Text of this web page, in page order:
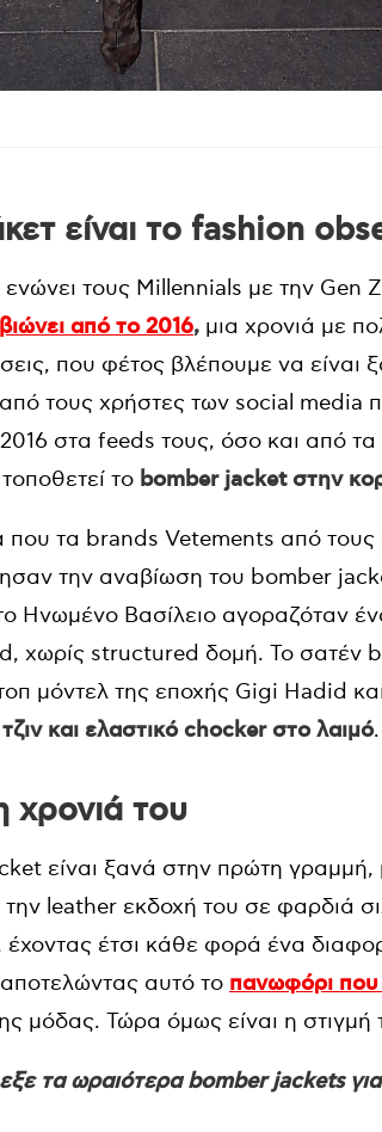
είναι το fashion
τους Millennials με την Gen
από το 2016, μια χρονιά με
που φέτος βλέπουμε να είναι
από τους χρήστες των social media
στα feeds τους, όσο και από
το bomber jacket στην
που τα brands Vetements από
την αναβίωση του bomber
Ηνωμένο Βασίλειο αγοραζόταν
χωρίς structured δομή. Το σατέν
μόντελ της εποχής Gigi Hadid
και ελαστικό chocker στο λαιμό.
χρονιά του
είναι ξανά στην πρώτη γραμμή,
leather εκδοχή του σε φαρδιά
έτσι κάθε φορά ένα
αποτελώντας αυτό το πανωφόρι που
μόδας. Τώρα όμως είναι η στιγμή
τα ωραιότερα bomber jackets